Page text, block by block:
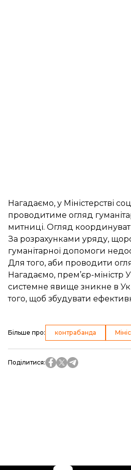
Нагадаємо, у Міністерстві
проводитиме огляд
митниці. Огляд
За розрахунками уряду,
гуманітарної допомоги
Для того, аби проводити
Нагадаємо, прем’єр-міністр
системне явище зникне в
того, щоб збудувати
Більше про: контрабанда
Поділитися: